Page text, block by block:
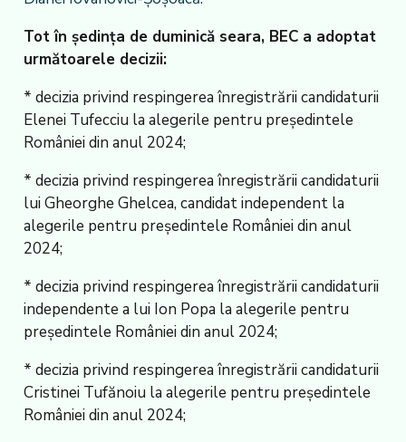
Tot în şedinţa de duminică seara, BEC a adoptat
următoarele decizii:
* decizia privind respingerea înregistrării candidaturii
Elenei Tufecciu la alegerile pentru preşedintele
României din anul 2024;
* decizia privind respingerea înregistrării candidaturii
lui Gheorghe Ghelcea, candidat independent la
alegerile pentru preşedintele României din anul
2024;
* decizia privind respingerea înregistrării candidaturii
independente a lui Ion Popa la alegerile pentru
preşedintele României din anul 2024;
* decizia privind respingerea înregistrării candidaturii
Cristinei Tufănoiu la alegerile pentru preşedintele
României din anul 2024;